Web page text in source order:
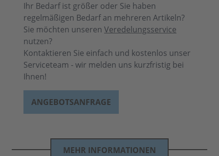
Ihr Bedarf ist größer oder Sie haben
regelmäßigen Bedarf an mehreren Artikeln?
Sie möchten unseren Veredelungsservice
nutzen?
Kontaktieren Sie einfach und kostenlos unser
Serviceteam - wir melden uns kurzfristig bei
Ihnen!
ANGEBOTSANFRAGE
MEHR INFORMATIONEN